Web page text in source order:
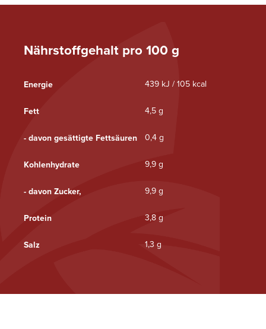
Nährstoffgehalt pro 100 g
Energie 439 kJ / 105 kcal
Fett 4,5 g
- davon gesättigte Fettsäuren 0,4 g
Kohlenhydrate 9,9 g
- davon Zucker, 9,9 g
Protein 3,8 g
Salz 1,3 g